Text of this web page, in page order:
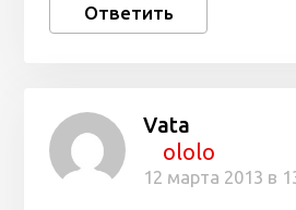
Ответить
Vata
ololo
12 марта 2013 в